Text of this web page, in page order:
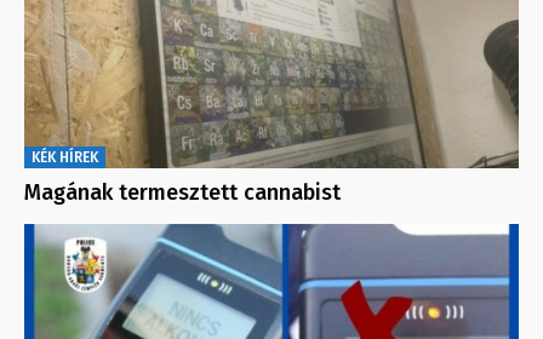
KÉK HÍREK
Magának termesztett cannabist